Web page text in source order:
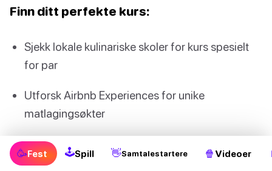
Finn ditt perfekte kurs:
Sjekk lokale kulinariske skoler for kurs spesielt
for par
Utforsk Airbnb Experiences for unike
matlagingsøkter
Utforsk virtuelle alternativer hvis du føler deg lat
(hei, ingen dom)
🥳Fest 🕹Spill 👋Samtalestartere 🍿 Videoer